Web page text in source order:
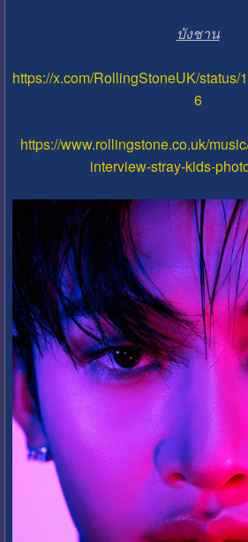
บังชาน
https://x.com/RollingStoneUK/status/
6
https://www.rollingstone.co.uk/
interview-stray-kids-